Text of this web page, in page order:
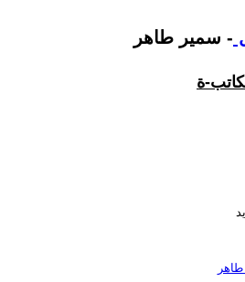
- سمير طاهر
ة